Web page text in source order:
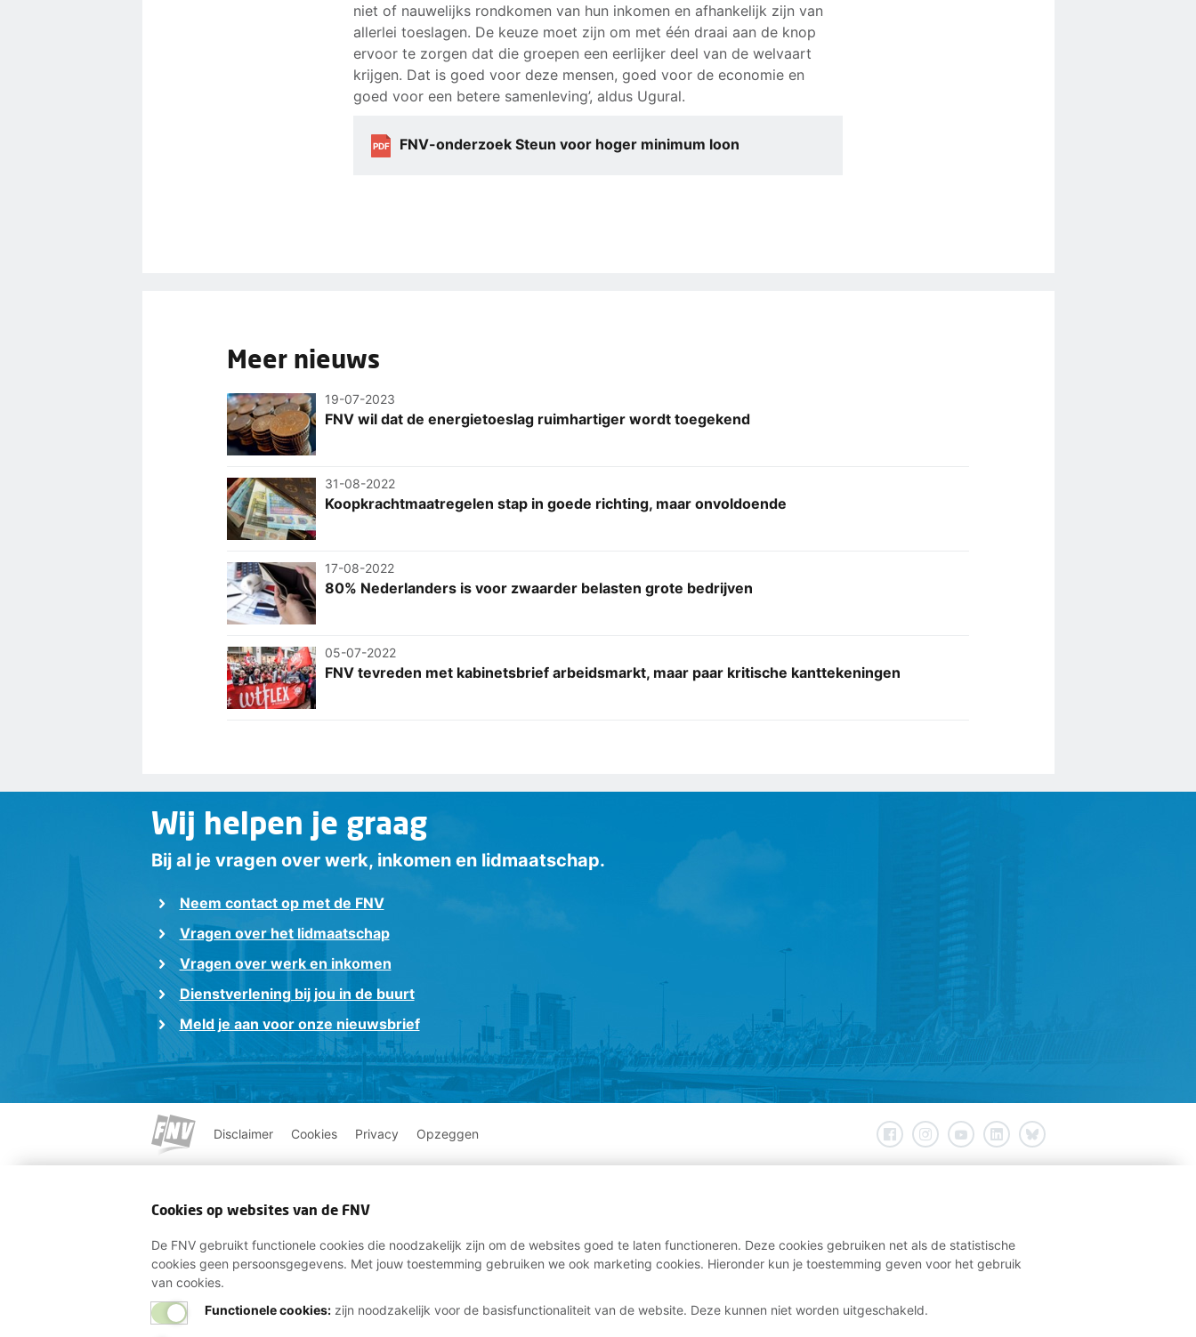
niet of nauwelijks rondkomen van hun inkomen en afhankelijk zijn van
allerlei toeslagen. De keuze moet zijn om met één draai aan de knop
ervoor te zorgen dat die groepen een eerlijker deel van de welvaart
krijgen. Dat is goed voor deze mensen, goed voor de economie en
goed voor een betere samenleving’, aldus Ugural.
PDF FNV-onderzoek Steun voor hoger minimum loon
Meer nieuws
19-07-2023
FNV wil dat de energietoeslag ruimhartiger wordt toegekend
31-08-2022
Koopkrachtmaatregelen stap in goede richting, maar onvoldoende
17-08-2022
80% Nederlanders is voor zwaarder belasten grote bedrijven
05-07-2022
FNV tevreden met kabinetsbrief arbeidsmarkt, maar paar kritische kanttekeningen
Wij helpen je graag
Bij al je vragen over werk, inkomen en lidmaatschap.
Neem contact op met de FNV
Vragen over het lidmaatschap
Vragen over werk en inkomen
Dienstverlening bij jou in de buurt
Meld je aan voor onze nieuwsbrief
Disclaimer Cookies Privacy Opzeggen
Cookies op websites van de FNV
De FNV gebruikt functionele cookies die noodzakelijk zijn om de websites goed te laten functioneren. Deze cookies gebruiken net als de statistische
cookies geen persoonsgegevens. Met jouw toestemming gebruiken we ook marketing cookies. Hieronder kun je toestemming geven voor het gebruik
van cookies.
Functionele cookies:zijn noodzakelijk voor de basisfunctionaliteit van de website. Deze kunnen niet worden uitgeschakeld.